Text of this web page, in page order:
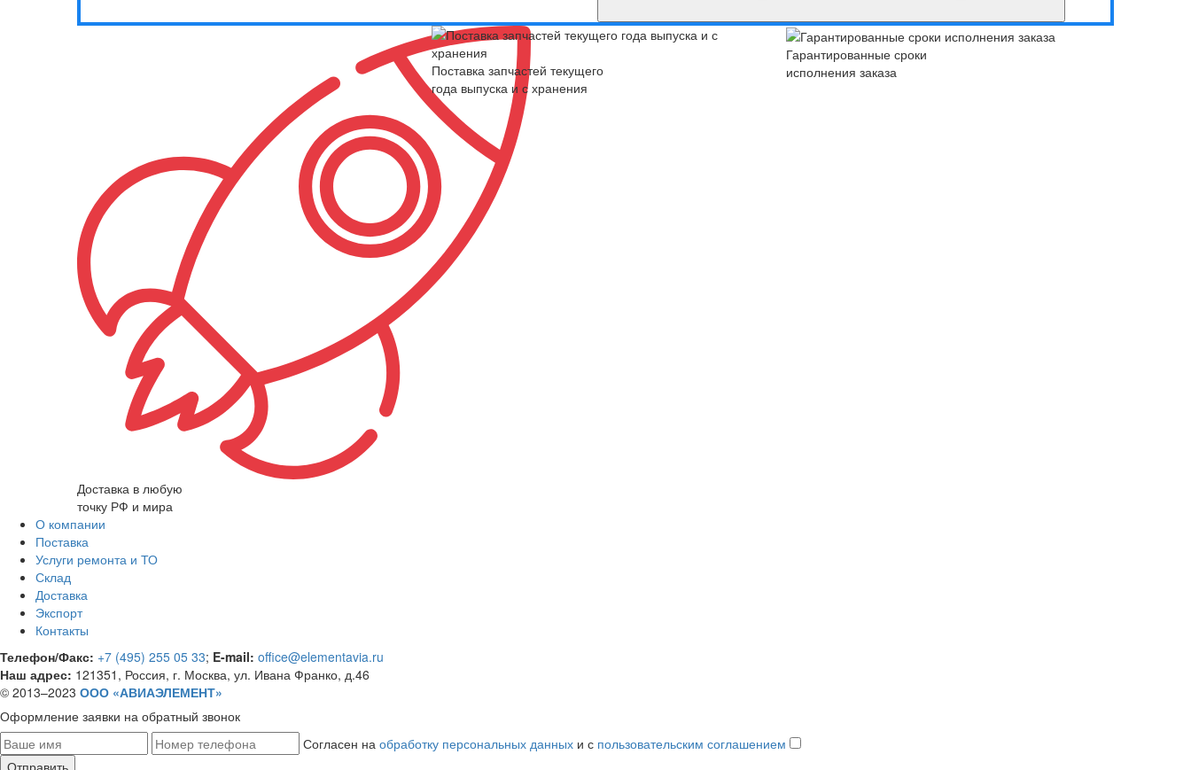
Доставка в любую
точку РФ и мира
Поставка запчастей текущего
года выпуска и с хранения
Гарантированные сроки
исполнения заказа
О компании
Поставка
Услуги ремонта и ТО
Склад
Доставка
Экспорт
Контакты
Телефон/Факс: +7 (495) 255 05 33; E-mail: office@elementavia.ru
Наш адрес: 121351, Россия, г. Москва, ул. Ивана Франко, д.46
© 2013–2023 ООО «АВИАЭЛЕМЕНТ»
Оформление заявки на обратный звонок
Согласен на обработку персональных данных и с пользовательским соглашением